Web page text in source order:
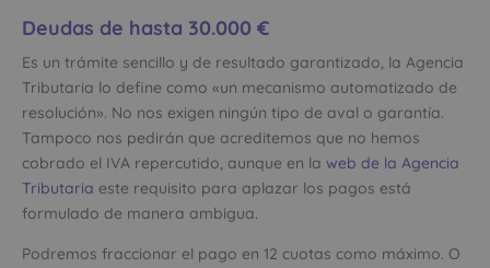
Deudas de hasta 30.000 €
Es un trámite sencillo y de resultado garantizado, la Agencia
Tributaria lo define como «un mecanismo automatizado de
resolución». No nos exigen ningún tipo de aval o garantía.
Tampoco nos pedirán que acreditemos que no hemos
cobrado el IVA repercutido, aunque en la web de la Agencia
Tributaria este requisito para aplazar los pagos está
formulado de manera ambigua.
Podremos fraccionar el pago en 12 cuotas como máximo. O